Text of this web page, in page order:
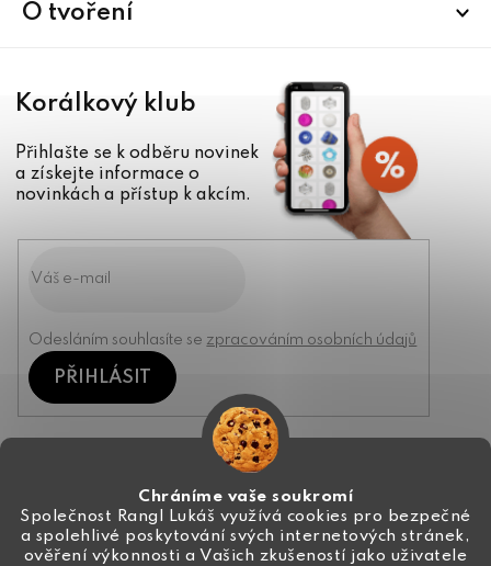
Chráníme vaše soukromí
Společnost Rangl Lukáš využívá cookies pro bezpečné
a spolehlivé poskytování svých internetových stránek,
ověření výkonnosti a Vašich zkušeností jako uživatele
O tvoření
Korálkový klub
Přihlašte se k odběru novinek
a získejte informace o
novinkách a přístup k akcím.
Odesláním souhlasíte se zpracováním osobních údajů
PŘIHLÁSIT
+420 774 444 191